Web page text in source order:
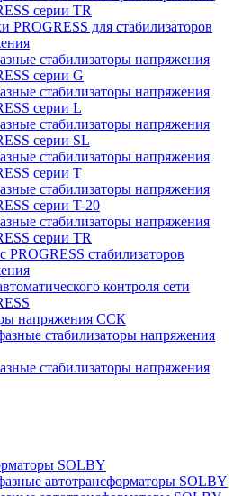
серии TR
PROGRESS для стабилизаторов
стабилизаторы напряжения
серии G
стабилизаторы напряжения
серии L
стабилизаторы напряжения
серии SL
стабилизаторы напряжения
серии T
стабилизаторы напряжения
серии T-20
стабилизаторы напряжения
серии TR
PROGRESS стабилизаторов
контроля сети
напряжения ССК
стабилизаторы напряжения
стабилизаторы напряжения
SOLBY
автотрансформаторы SOLBY